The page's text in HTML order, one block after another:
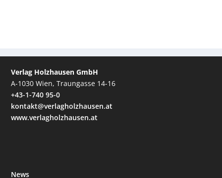
Verlag Holzhausen GmbH
A-1030 Wien, Traungasse 14-16
+43-1-740 95-0
kontakt@verlagholzhausen.at
www.verlagholzhausen.at
News